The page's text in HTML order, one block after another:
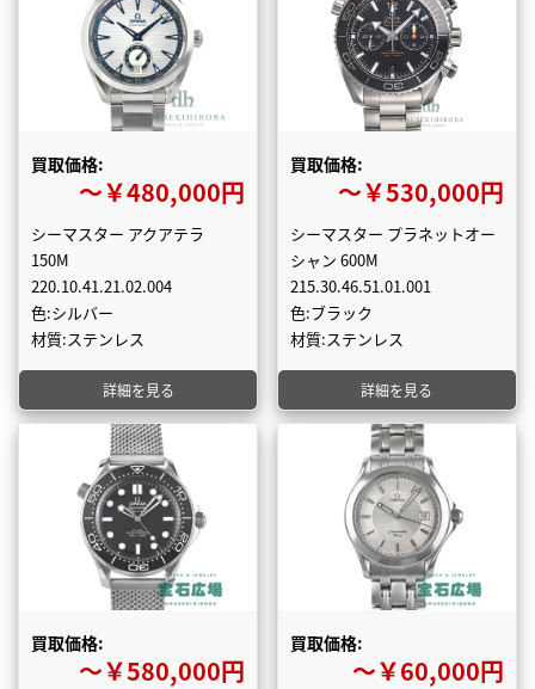
買取価格:
〜￥480,000円
シーマスター アクアテラ
150M
220.10.41.21.02.004
色:シルバー
材質:ステンレス
詳細を見る
買取価格:
〜￥530,000円
シーマスター プラネットオー
シャン 600M
215.30.46.51.01.001
色:ブラック
材質:ステンレス
詳細を見る
買取価格:
〜￥580,000円
買取価格:
〜￥60,000円